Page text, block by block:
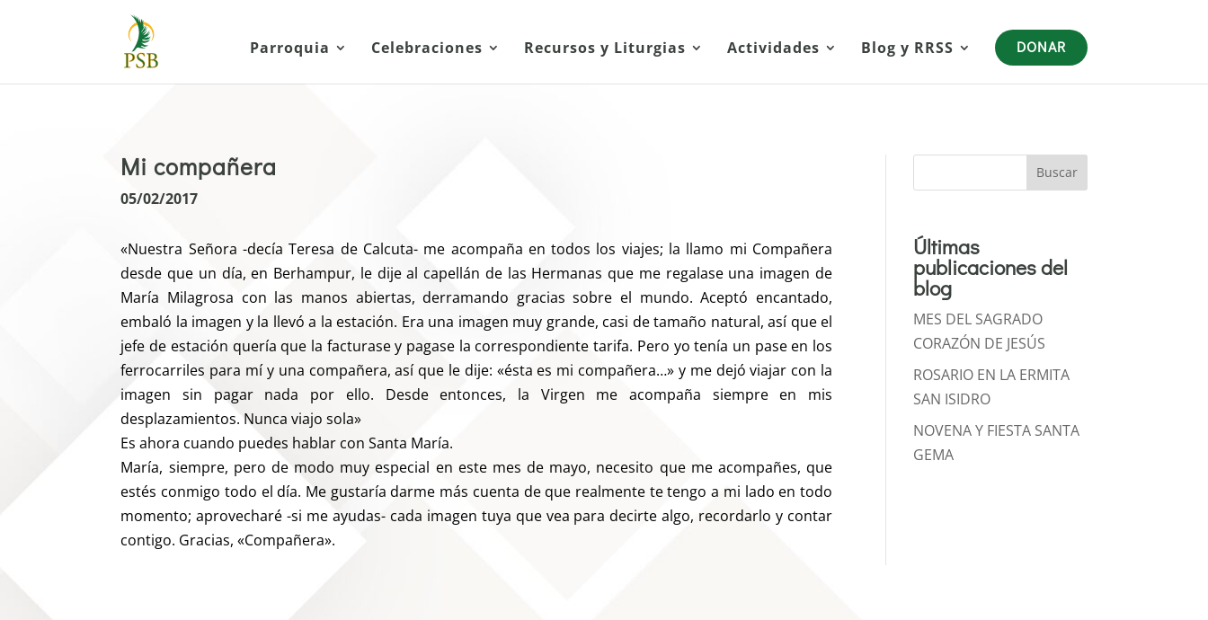
Parroquia Celebraciones Recursos y Liturgias Actividades Blog y RRSS DONAR
Mi compañera
05/02/2017
«Nuestra Señora -decía Teresa de Calcuta- me acompaña en todos los viajes; la llamo mi Compañera
desde que un día, en Berhampur, le dije al capellán de las Hermanas que me regalase una imagen de
María Milagrosa con las manos abiertas, derramando gracias sobre el mundo. Aceptó encantado,
embaló la imagen y la llevó a la estación. Era una imagen muy grande, casi de tamaño natural, así que el
jefe de estación quería que la facturase y pagase la correspondiente tarifa. Pero yo tenía un pase en los
ferrocarriles para mí y una compañera, así que le dije: «ésta es mi compañera…» y me dejó viajar con la
imagen sin pagar nada por ello. Desde entonces, la Virgen me acompaña siempre en mis
desplazamientos. Nunca viajo sola»
Es ahora cuando puedes hablar con Santa María.
María, siempre, pero de modo muy especial en este mes de mayo, necesito que me acompañes, que
estés conmigo todo el día. Me gustaría darme más cuenta de que realmente te tengo a mi lado en todo
momento; aprovecharé -si me ayudas- cada imagen tuya que vea para decirte algo, recordarlo y contar
contigo. Gracias, «Compañera».
Buscar
Últimas
publicaciones del
blog
MES DEL SAGRADO
CORAZÓN DE JESÚS
ROSARIO EN LA ERMITA
SAN ISIDRO
NOVENA Y FIESTA SANTA
GEMA